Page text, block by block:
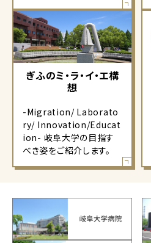
ぎふのミ・ラ・イ・エ構
想
-Migration/ Laborato
ry/ Innovation/Educat
ion- 岐阜大学の目指す
べき姿をご紹介します。